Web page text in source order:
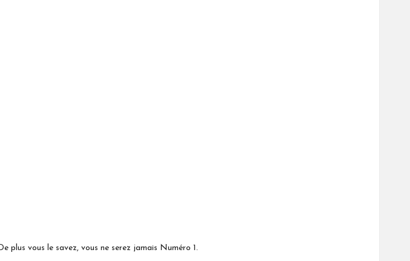
plus vous le savez, vous ne serez jamais Numéro 1.